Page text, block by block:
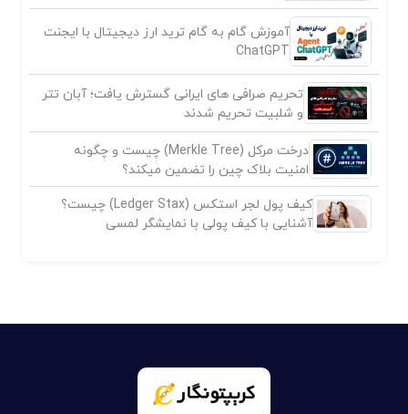
آموزش گام به گام ترید ارز دیجیتال با ایجنت
ChatGPT
تحریم صرافی های ایرانی گسترش یافت؛ آبان تتر
و شلبیت تحریم شدند
درخت مرکل (Merkle Tree) چیست و چگونه
امنیت بلاک چین را تضمین میکند؟
کیف پول لجر استکس (Ledger Stax) چیست؟
آشنایی با کیف پولی با نمایشگر لمسی